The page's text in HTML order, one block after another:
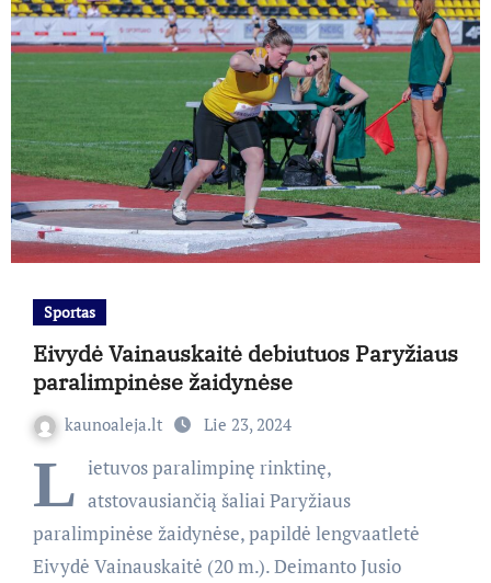
Sportas
Eivydė Vainauskaitė debiutuos Paryžiaus
paralimpinėse žaidynėse
kaunoaleja.lt Lie 23, 2024
L ietuvos paralimpinę rinktinę,
atstovausiančią šaliai Paryžiaus
paralimpinėse žaidynėse, papildė lengvaatletė
Eivydė Vainauskaitė (20 m.). Deimanto Jusio